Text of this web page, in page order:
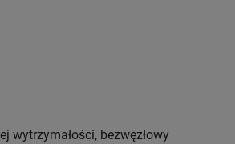
wytrzymałości, bezwęzłowy